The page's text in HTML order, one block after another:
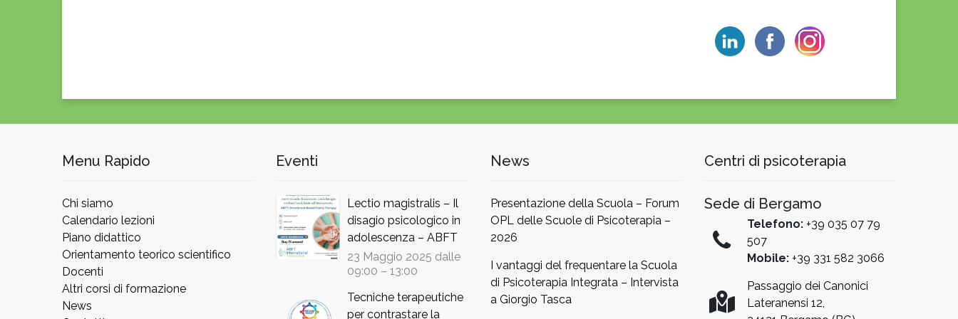
Menu Rapido
Chi siamo
Calendario lezioni
Piano didattico
Orientamento teorico scientifico
Docenti
Altri corsi di formazione
News
Eventi
Lectio magistralis – Il
disagio psicologico in
adolescenza – ABFT
23 Maggio 2025 dalle
09:00 –13:00
Tecniche terapeutiche
per contrastare la
News
Presentazione della Scuola – Forum
OPL delle Scuole di Psicoterapia –
2026
I vantaggi del frequentare la Scuola
di Psicoterapia Integrata – Intervista
a Giorgio Tasca
Centri di psicoterapia
Sede di Bergamo
Telefono: +39 035 07 79
507
Mobile: +39 331 582 3066
Passaggio dei Canonici
Lateranensi 12,